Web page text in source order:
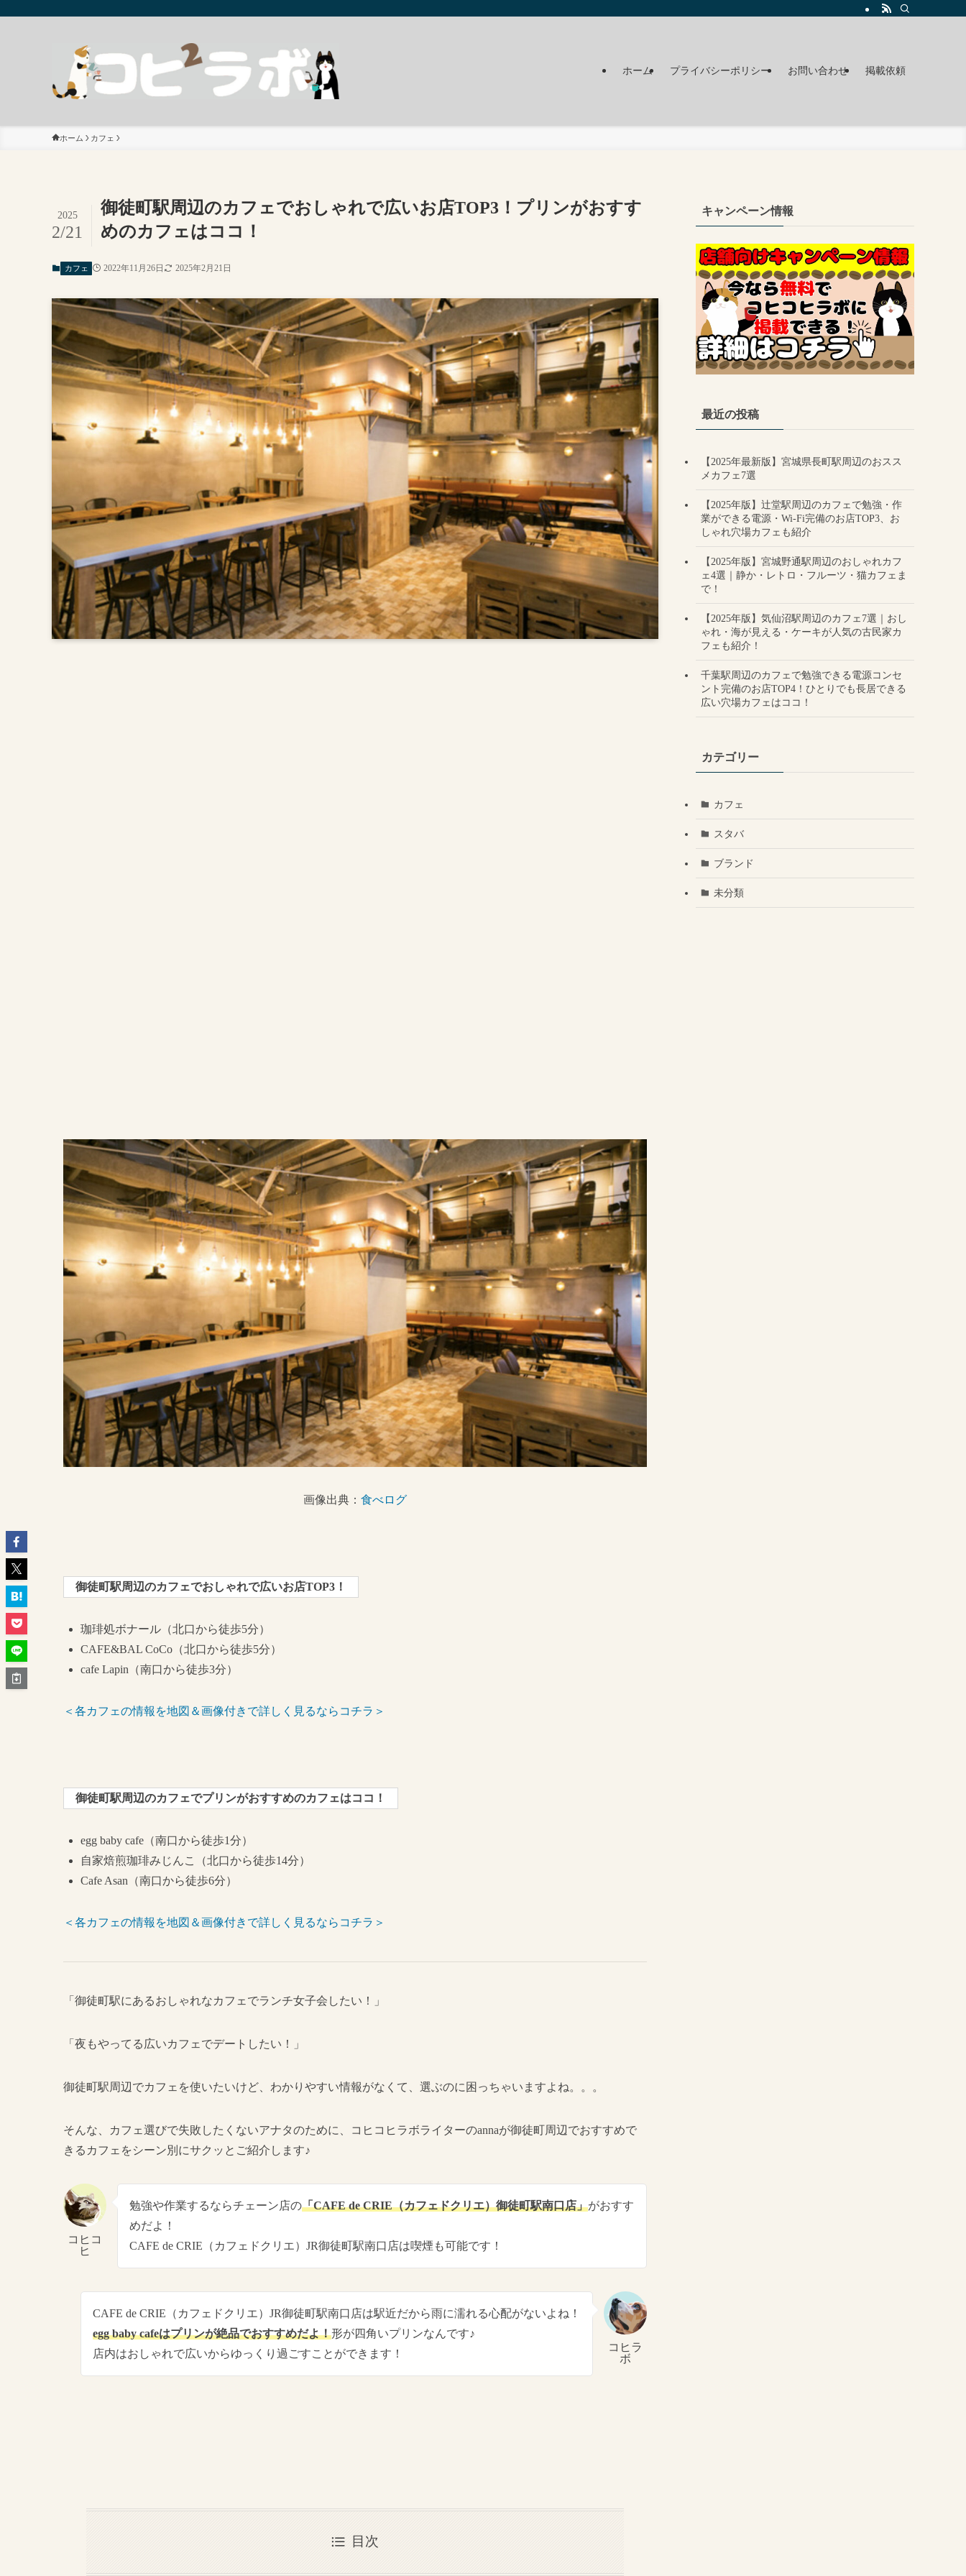
ホーム プライバシーポリシー お問い合わせ 掲載依頼
ホーム カフェ
御徒町駅周辺のカフェでおしゃれで広いお店TOP3！プリンがおすす
めのカフェはココ！
2025
2/21
カフェ 2022年11月26日 2025年2月21日
画像出典： 食べログ
御徒町駅周辺のカフェでおしゃれで広いお店TOP3！
珈琲処ボナール（北口から徒歩5分）
CAFE&BAL CoCo（北口から徒歩5分）
cafe Lapin（南口から徒歩3分）
＜各カフェの情報を地図＆画像付きで詳しく見るならコチラ＞
御徒町駅周辺のカフェでプリンがおすすめのカフェはココ！
egg baby cafe（南口から徒歩1分）
自家焙煎珈琲みじんこ（北口から徒歩14分）
Cafe Asan（南口から徒歩6分）
＜各カフェの情報を地図＆画像付きで詳しく見るならコチラ＞
「御徒町駅にあるおしゃれなカフェでランチ女子会したい！」
「夜もやってる広いカフェでデートしたい！」
御徒町駅周辺でカフェを使いたいけど、わかりやすい情報がなくて、選ぶのに困っちゃいますよね。。。
そんな、カフェ選びで失敗したくないアナタのために、コヒコヒラボライターのannaが御徒町周辺でおすすめで
きるカフェをシーン別にサクッとご紹介します♪
コヒコ
ヒ
勉強や作業するならチェーン店の「CAFE de CRIE（カフェドクリエ）御徒町駅南口店」がおすす
めだよ！
CAFE de CRIE（カフェドクリエ）JR御徒町駅南口店は喫煙も可能です！
コヒラ
ボ
CAFE de CRIE（カフェドクリエ）JR御徒町駅南口店は駅近だから雨に濡れる心配がないよね！
egg baby cafeはプリンが絶品でおすすめだよ！形が四角いプリンなんです♪
店内はおしゃれで広いからゆっくり過ごすことができます！
目次
キャンペーン情報
最近の投稿
【2025年最新版】宮城県長町駅周辺のおスス
メカフェ7選
【2025年版】辻堂駅周辺のカフェで勉強・作
業ができる電源・Wi-Fi完備のお店TOP3、お
しゃれ穴場カフェも紹介
【2025年版】宮城野通駅周辺のおしゃれカフ
ェ4選｜静か・レトロ・フルーツ・猫カフェま
で！
【2025年版】気仙沼駅周辺のカフェ7選｜おし
ゃれ・海が見える・ケーキが人気の古民家カ
フェも紹介！
千葉駅周辺のカフェで勉強できる電源コンセ
ント完備のお店TOP4！ひとりでも長居できる
広い穴場カフェはココ！
カテゴリー
カフェ
スタバ
ブランド
未分類